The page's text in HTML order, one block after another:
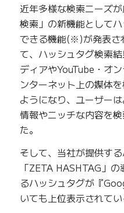
近年多様な検索ニーズ
検索」の新機能として
できる機能(※)が発表さ
て、ハッシュタグ検索
ディアやYouTube・オ
ンターネット上の媒体
ようになり、ユーザー
情報やニッチな内容を
た。
そして、当社が提供す
「ZETA HASHTAG」
るハッシュタグが『
いても上位表示されて